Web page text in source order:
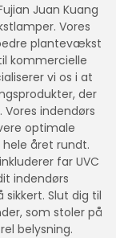
Juan Kuang
Vores
plantevækst
kommercielle
vi os i at
der
indendørs
optimale
året rundt.
far UVC
indendørs
Slut dig til
som stoler på
belysning.